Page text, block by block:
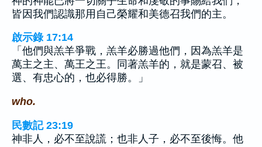
皆因我們認識那用自己榮耀和美德召我們的主。
啟示錄 17:14
「他們與羔羊爭戰，羔羊必勝過他們，因為羔羊是
萬主之主、萬王之王。同著羔羊的，就是蒙召、被
選、有忠心的，也必得勝。」
who.
民數記 23:19
神非人，必不至說謊；也非人子，必不至後悔。他